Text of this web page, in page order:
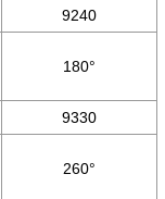
9240
180°
9330
260°